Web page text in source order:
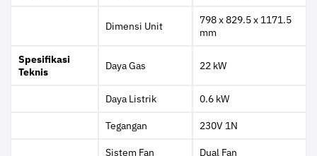
Dimensi Unit
798 x 829.5 x 1171.5
mm
Spesifikasi
Teknis
Daya Gas 22 kW
Daya Listrik 0.6 kW
Tegangan 230V 1N
Sistem Fan Dual Fan